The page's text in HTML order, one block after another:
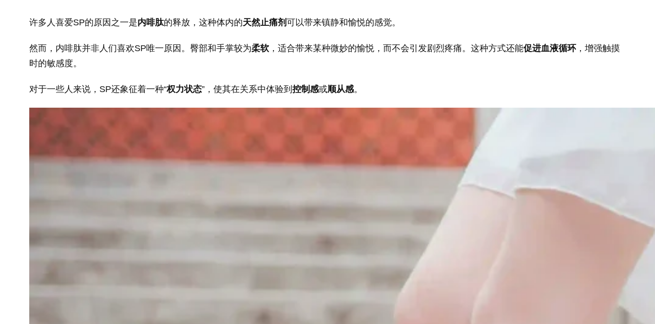
许多人喜爱SP的原因之一是内啡肽的释放，这种体内的天然止痛剂可以带来镇静和愉悦的感觉。
然而，内啡肽并非人们喜欢SP唯一原因。臀部和手掌较为柔软 ，适合带来某种微妙的愉悦，而不会引发剧烈疼痛。这种方式还能促进血液循环 ，增强触摸
时的敏感度。
对于一些人来说，SP还象征着一种“权力状态”，使其在关系中体验到 控制感或顺从感。